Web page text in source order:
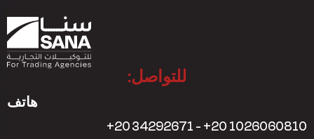
للتواصل:
هاتف
+20 34292671 - +20 1026060810